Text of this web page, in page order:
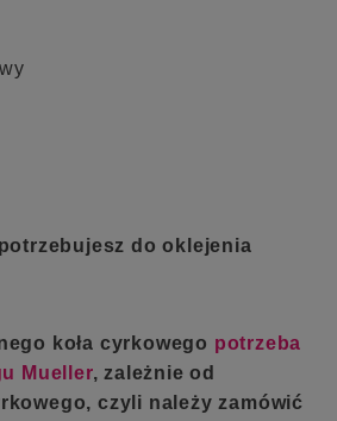
do oklejenia
koła cyrkowego potrzeba
Mueller, zależnie od
czyli należy zamówić